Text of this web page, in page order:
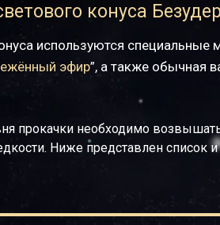
конуса
используются специальные
эфир”, а также обычная
прокачки необходимо
Ниже представлен